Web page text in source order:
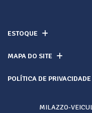
ESTOQUE
MAPA DO SITE
POLÍTICA DE PRIVACIDADE
MILAZZO-